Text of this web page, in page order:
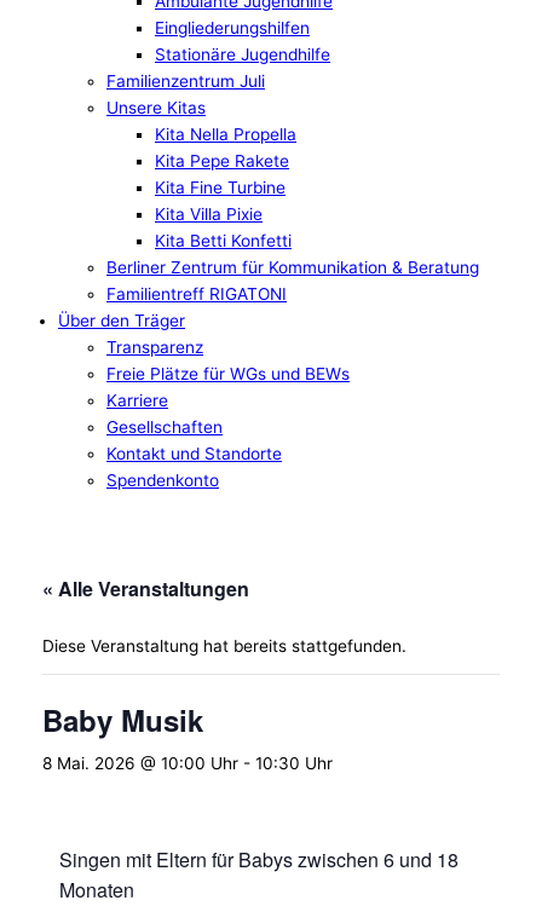
Eingliederungshilfen
Stationäre Jugendhilfe
Familienzentrum Juli
Unsere Kitas
Kita Nella Propella
Kita Pepe Rakete
Kita Fine Turbine
Kita Villa Pixie
Kita Betti Konfetti
Berliner Zentrum für Kommunikation & Beratung
Familientreff RIGATONI
Über den Träger
Transparenz
Freie Plätze für WGs und BEWs
Karriere
Gesellschaften
Kontakt und Standorte
Spendenkonto
« Alle Veranstaltungen
Diese Veranstaltung hat bereits stattgefunden.
Baby Musik
8 Mai. 2026 @ 10:00 Uhr -10:30 Uhr
Singen mit Eltern für Babys zwischen 6 und 18
Monaten